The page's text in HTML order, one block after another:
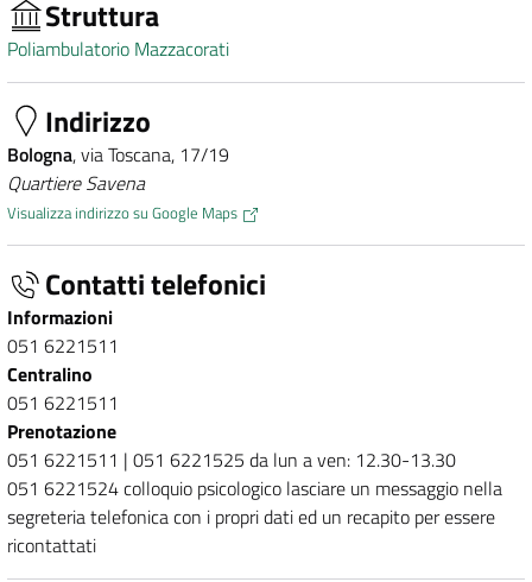
Struttura
Poliambulatorio Mazzacorati
Indirizzo
Bologna, via Toscana, 17/19
Quartiere Savena
Visualizza indirizzo su Google Maps
Contatti telefonici
Informazioni
051 6221511
Centralino
051 6221511
Prenotazione
051 6221511 | 051 6221525 da lun a ven: 12.30-13.30
051 6221524 colloquio psicologico lasciare un messaggio nella
segreteria telefonica con i propri dati ed un recapito per essere
ricontattati